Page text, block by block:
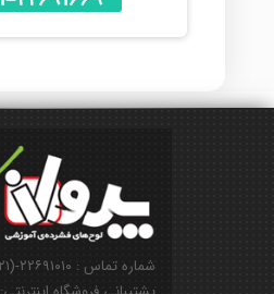
شماره تماس : ۲۲۶۹۱۰۱۰-(۰۲۱)